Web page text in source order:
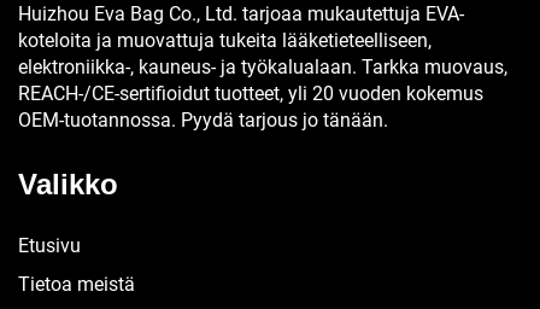
Huizhou Eva Bag Co., Ltd. tarjoaa mukautettuja EVA-
koteloita ja muovattuja tukeita lääketieteelliseen,
elektroniikka-, kauneus- ja työkalualaan. Tarkka muovaus,
REACH-/CE-sertifioidut tuotteet, yli 20 vuoden kokemus
OEM-tuotannossa. Pyydä tarjous jo tänään.
Valikko
Etusivu
Tietoa meistä